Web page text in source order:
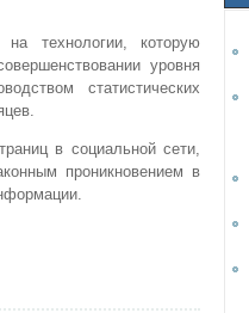
технологии, которую
уровня
статистических
в социальной сети,
проникновением в